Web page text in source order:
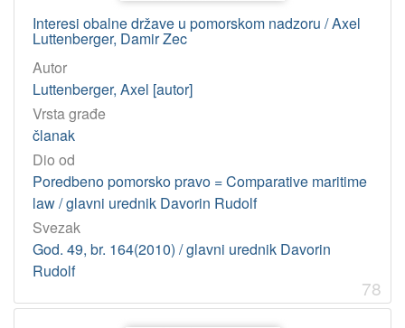
Interesi obalne države u pomorskom nadzoru / Axel
Luttenberger, Damir Zec
Autor
Luttenberger, Axel [autor]
Vrsta građe
članak
Dio od
Poredbeno pomorsko pravo = Comparative maritime
law / glavni urednik Davorin Rudolf
Svezak
God. 49, br. 164(2010) / glavni urednik Davorin
Rudolf
78